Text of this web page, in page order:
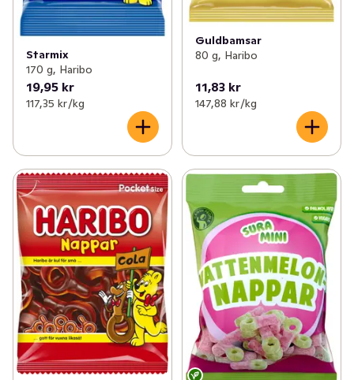
Starmix
170 g, Haribo
19,95 kr
117,35 kr /kg
Guldbamsar
80 g, Haribo
11,83 kr
147,88 kr /kg